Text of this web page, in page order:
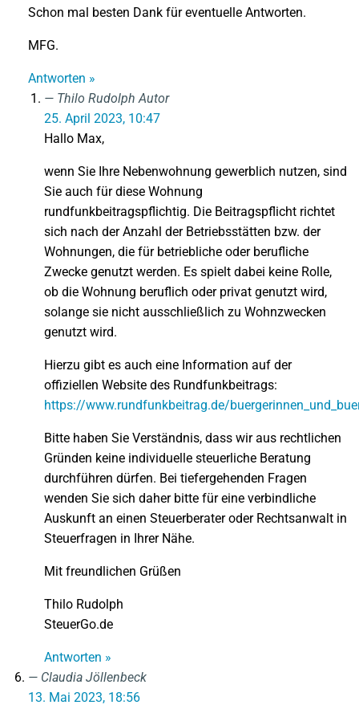
Schon mal besten Dank für eventuelle Antworten.
MFG.
Antworten »
Thilo Rudolph Autor
25. April 2023, 10:47
Hallo Max,
wenn Sie Ihre Nebenwohnung gewerblich nutzen, sind
Sie auch für diese Wohnung
rundfunkbeitragspflichtig. Die Beitragspflicht richtet
sich nach der Anzahl der Betriebsstätten bzw. der
Wohnungen, die für betriebliche oder berufliche
Zwecke genutzt werden. Es spielt dabei keine Rolle,
ob die Wohnung beruflich oder privat genutzt wird,
solange sie nicht ausschließlich zu Wohnzwecken
genutzt wird.
Hierzu gibt es auch eine Information auf der
offiziellen Website des Rundfunkbeitrags:
https://www.rundfunkbeitrag.de/
Bitte haben Sie Verständnis, dass wir aus rechtlichen
Gründen keine individuelle steuerliche Beratung
durchführen dürfen. Bei tiefergehenden Fragen
wenden Sie sich daher bitte für eine verbindliche
Auskunft an einen Steuerberater oder Rechtsanwalt in
Steuerfragen in Ihrer Nähe.
Mit freundlichen Grüßen
Thilo Rudolph
SteuerGo.de
Antworten »
Claudia Jöllenbeck
13. Mai 2023, 18:56